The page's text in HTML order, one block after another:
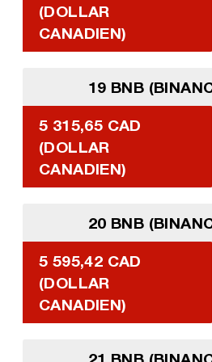
(DOLLAR
CANADIEN)
19 BNB
5 315,65 CAD
(DOLLAR
CANADIEN)
20 BNB
5 595,42 CAD
(DOLLAR
CANADIEN)
21 BNB